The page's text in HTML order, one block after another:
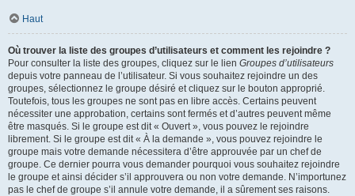
Haut
Où trouver la liste des groupes d’utilisateurs et comment les rejoindre ?
Pour consulter la liste des groupes, cliquez sur le lien Groupes d’utilisateurs
depuis votre panneau de l’utilisateur. Si vous souhaitez rejoindre un des
groupes, sélectionnez le groupe désiré et cliquez sur le bouton approprié.
Toutefois, tous les groupes ne sont pas en libre accès. Certains peuvent
nécessiter une approbation, certains sont fermés et d’autres peuvent même
être masqués. Si le groupe est dit « Ouvert », vous pouvez le rejoindre
librement. Si le groupe est dit « À la demande », vous pouvez rejoindre le
groupe mais votre demande nécessitera d’être approuvée par un chef de
groupe. Ce dernier pourra vous demander pourquoi vous souhaitez rejoindre
le groupe et ainsi décider s’il approuvera ou non votre demande. N’importunez
pas le chef de groupe s’il annule votre demande, il a sûrement ses raisons.